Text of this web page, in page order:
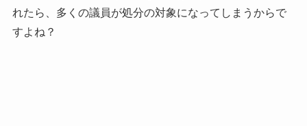
れたら、多くの議員が処分の対象になってしまうからで
すよね？